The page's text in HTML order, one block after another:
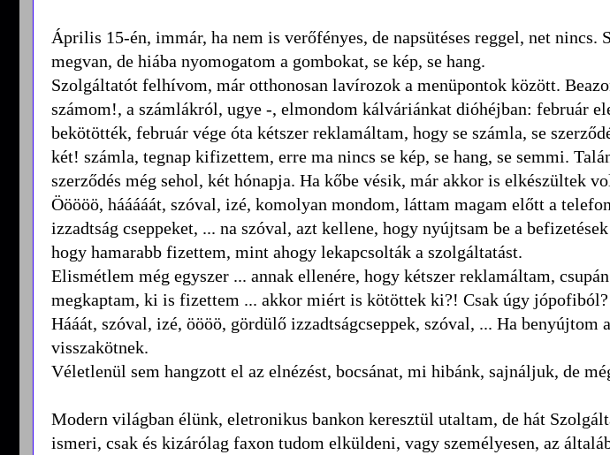
Április 15-én, immár, ha nem is verőfényes, de napsütéses reggel, net
megvan, de hiába nyomogatom a gombokat, se kép, se hang.
Szolgáltatót felhívom, már otthonosan lavírozok a menüpontok között.
számom!, a számlákról, ugye -, elmondom kálváriánkat dióhéjban: február
bekötötték, február vége óta kétszer reklamáltam, hogy se számla, se
két! számla, tegnap kifizettem, erre ma nincs se kép, se hang, se semmi.
szerződés még sehol, két hónapja. Ha kőbe vésik, már akkor is elkészültek
Ööööö, hááááát, szóval, izé, komolyan mondom, láttam magam előtt a
izzadtság cseppeket, ... na szóval, azt kellene, hogy nyújtsam be a
hogy hamarabb fizettem, mint ahogy lekapcsolták a szolgáltatást.
Elismétlem még egyszer ... annak ellenére, hogy kétszer reklamáltam,
megkaptam, ki is fizettem ... akkor miért is kötöttek ki?! Csak úgy jópofiból?
Hááát, szóval, izé, öööö, gördülő izzadtságcseppek, szóval, ... Ha benyújtom
visszakötnek.
Véletlenül sem hangzott el az elnézést, bocsánat, mi hibánk, sajnáljuk, de
Modern világban élünk, eletronikus bankon keresztül utaltam, de hát
ismeri, csak és kizárólag faxon tudom elküldeni, vagy személyesen, az